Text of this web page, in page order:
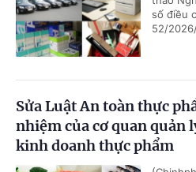
số điều
52/
Sửa Luật An toàn thực
nhiệm của cơ quan quản
kinh doanh thực phẩm